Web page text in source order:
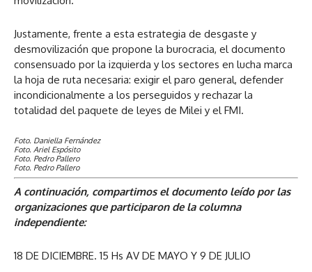
Justamente, frente a esta estrategia de desgaste y
desmovilización que propone la burocracia, el documento
consensuado por la izquierda y los sectores en lucha marca
la hoja de ruta necesaria: exigir el paro general, defender
incondicionalmente a los perseguidos y rechazar la
totalidad del paquete de leyes de Milei y el FMI.
Foto. Daniella Fernández
Foto. Ariel Espósito
Foto. Pedro Pallero
Foto. Pedro Pallero
A continuación, compartimos el documento leído por las
organizaciones que participaron de la columna
independiente:
18 DE DICIEMBRE. 15 Hs AV DE MAYO Y 9 DE JULIO